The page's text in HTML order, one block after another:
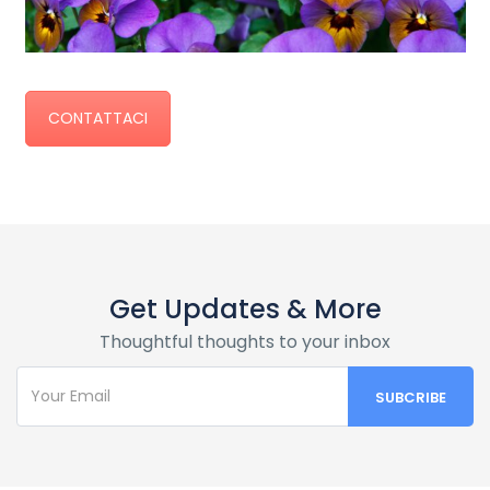
CONTATTACI
Get Updates & More
Thoughtful thoughts to your inbox